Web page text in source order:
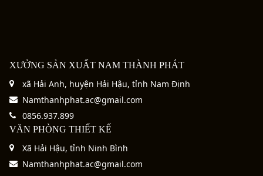
XƯỞNG SẢN XUẤT NAM THÀNH PHÁT
xã Hải Anh, huyện Hải Hậu, tỉnh Nam Định
Namthanhphat.ac@gmail.com
0856.937.899
VĂN PHÒNG THIẾT KẾ
Xã Hải Hậu, tỉnh Ninh Bình
Namthanhphat.ac@gmail.com